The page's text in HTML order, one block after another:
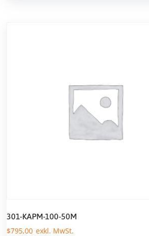
301-KAPM-100-50M
$795,00